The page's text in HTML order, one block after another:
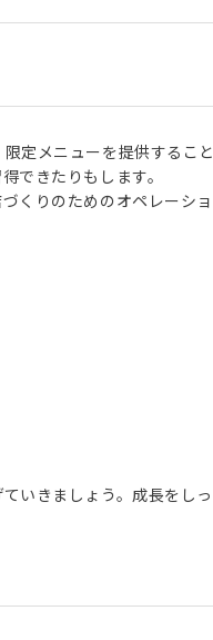
定メニューを提供すること
できたりもします。
くりのためのオペレーショ
いきましょう。成長をしっ